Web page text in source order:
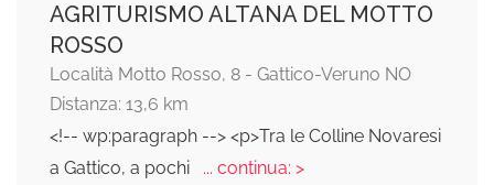
AGRITURISMO ALTANA DEL MOTTO
ROSSO
Località Motto Rosso, 8 - Gattico-Veruno NO
Distanza: 13,6 km
<!-- wp:paragraph --> <p>Tra le Colline Novaresi
a Gattico, a pochi
... continua: >